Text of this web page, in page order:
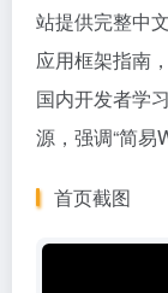
站提供完整中
应用框架指南
国内开发者学
源，强调“简易
首页截图